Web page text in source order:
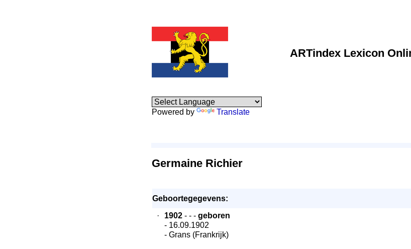
ARTindex Lexicon
Powered by Translate
Germaine Richier
Geboortegegevens:
·
1902- - - geboren
- 16.09.1902
- Grans (Frankrijk)